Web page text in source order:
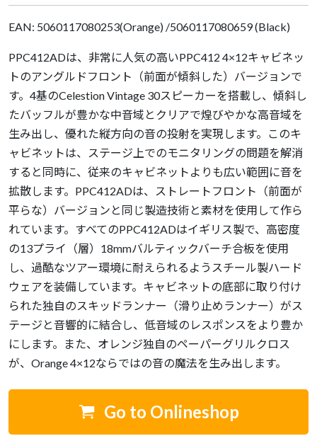
EAN: 5060117080253(Orange) /5060117080659 (Black)
PPC412ADは、非常に人気の高いPPC412 4×12キャビネッ
トのアングルドフロント（前面が傾斜した）バージョンで
す。4基のCelestion Vintage 30スピーカーを搭載し、傾斜し
たバッフルが豊かな中音域とクリアで煌びやかな高音域を
生み出し、優れた縦方向の音の投射を実現します。このキ
ャビネットは、ステージ上でのモニタリングの問題を解消
すると同時に、従来のキャビネットよりも広い範囲に音を
拡散します。PPC412ADは、ストレートフロント（前面が
平らな）バージョンと同じ製造技術と素材を使用して作ら
れています。すべてのPPC412ADはイギリス製で、高密度
の13プライ（層）18mmバルティックバーチ合板を使用
し、過酷なツアー環境に耐えられるようスチール製ハード
ウェアを装備しています。キャビネットの底部に取り付け
られた独自のスキッドランナー（滑り止めランナー）がス
テージと音響的に結合し、低音域のレスポンスをより豊か
にします。また、オレンジ独自のペーパーグリルクロス
が、Orange 4×12ならではの音の魔法を生み出します。
Go to Onlineshop